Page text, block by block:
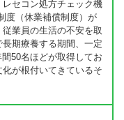
セコン処方チェック機
度（休業補償制度）が
業員の生活の不安を取
期療養する期間、一定
50名ほどが取得してお
が根付いてきているそ